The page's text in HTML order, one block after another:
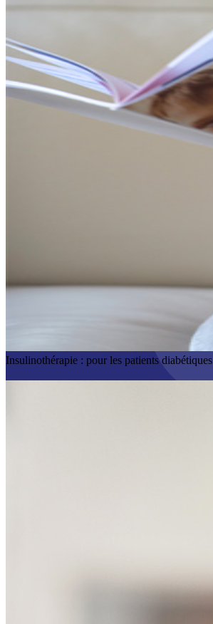
Insulinothérapie : pour les patients diabétiques